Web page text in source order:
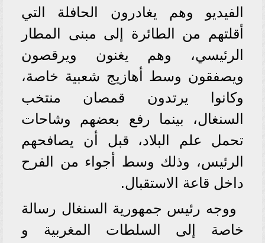
الفيديو وهم يغادرون الحافلة التي
أقلتهم من الطائرة إلى مبنى المطار
الرئيسي، وهم يغنون ويرقصون
ويصفقون وسط أهازيج شعبية خاصة،
وكانوا يرتدون قمصان منتخب
السنغال، بينما رفع بعضهم وشاحات
تحمل علم البلاد، قبل أن يصافحهم
الرئيس، وذلك وسط أجواء من الفرح
داخل قاعة الاستقبال.
ووجه رئيس جمهورية السنغال رسالة
خاصة إلى السلطات المغربية و